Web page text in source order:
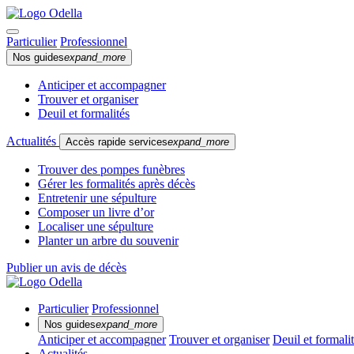
Particulier Professionnel
Nos guidesexpand_more
Anticiper et accompagner
Trouver et organiser
Deuil et formalités
Actualités Accès rapide servicesexpand_more
Trouver des pompes funèbres
Gérer les formalités après décès
Entretenir une sépulture
Composer un livre d’or
Localiser une sépulture
Planter un arbre du souvenir
Publier un avis de décès
Particulier Professionnel
Nos guidesexpand_more
Anticiper et accompagner Trouver et organiser Deuil et